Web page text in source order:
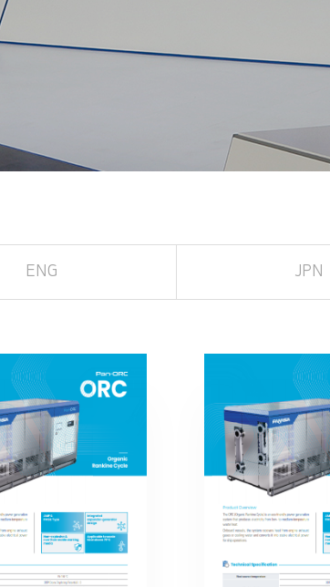
ENG JPN